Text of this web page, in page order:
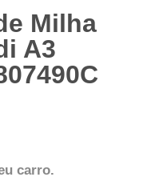
Milha
A3
carro.